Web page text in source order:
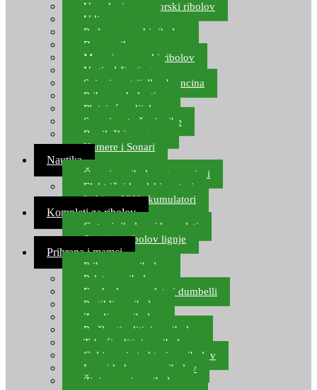
Upredenice za morski ribolov
Udice za more
Perle za morski ribolov
Brum prihrana za more
Mamci za morski ribolov
Vertical Jigging
Spinning strijelke, brancina
Pribor za bolentino
Plutajuća odijela
Sonari za traženje ribe
Ronilački program
Kamere i Sonari
Nautika
Čamci za ribolov, gumenjaci
Električni brodski motori
Lithium ION akumulatori
Kompleti za ribolov
Gotovi ribolovni kompleti
Setovi za ribolov lignje
Prihrana i mamci
Prihrana za ribolov
Pelete za ribolov
Feeder lovne pelete i dumbelli
Partikli za ribolov
Zemlja za ribolov
Praškasti aditivi za ribolov
Tekući aditivi za ribolov
Gel i sprej atraktori za ribolov
Lovni kukuruz za ribolov
Živi mamci za ribolov